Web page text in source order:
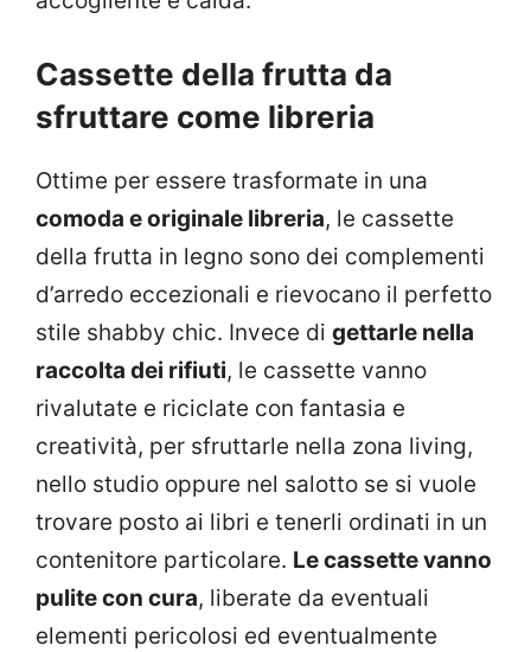
Cassette della frutta da
sfruttare come libreria
Ottime per essere trasformate in una
comoda e originale libreria, le cassette
della frutta in legno sono dei complementi
d’arredo eccezionali e rievocano il perfetto
stile shabby chic. Invece di gettarle nella
raccolta dei rifiuti, le cassette vanno
rivalutate e riciclate con fantasia e
creatività, per sfruttarle nella zona living,
nello studio oppure nel salotto se si vuole
trovare posto ai libri e tenerli ordinati in un
contenitore particolare. Le cassette vanno
pulite con cura, liberate da eventuali
elementi pericolosi ed eventualmente